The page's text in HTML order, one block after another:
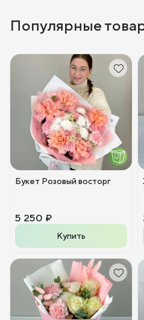
Популярные
Букет Розовый восторг
5 250 ₽
Купить